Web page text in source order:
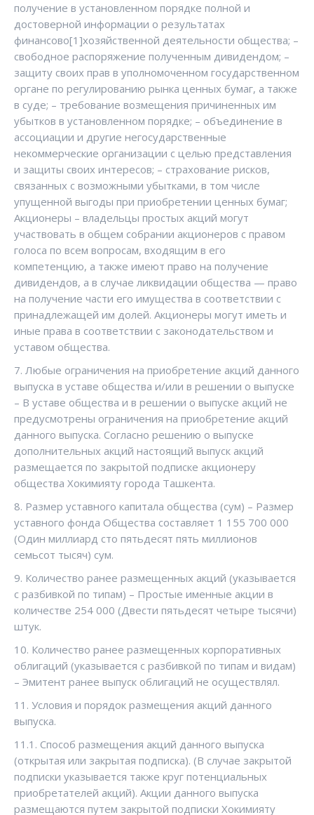
получение в установленном порядке полной и
достоверной информации о результатах
финансово[1]хозяйственной деятельности общества; –
свободное распоряжение полученным дивидендом; –
защиту своих прав в уполномоченном государственном
органе по регулированию рынка ценных бумаг, а также
в суде; – требование возмещения причиненных им
убытков в установленном порядке; – объединение в
ассоциации и другие негосударственные
некоммерческие организации с целью представления
и защиты своих интересов; – страхование рисков,
связанных с возможными убытками, в том числе
упущенной выгоды при приобретении ценных бумаг;
Акционеры – владельцы простых акций могут
участвовать в общем собрании акционеров с правом
голоса по всем вопросам, входящим в его
компетенцию, а также имеют право на получение
дивидендов, а в случае ликвидации общества — право
на получение части его имущества в соответствии с
принадлежащей им долей. Акционеры могут иметь и
иные права в соответствии с законодательством и
уставом общества.
7. Любые ограничения на приобретение акций данного
выпуска в уставе общества и/или в решении о выпуске
– В уставе общества и в решении о выпуске акций не
предусмотрены ограничения на приобретение акций
данного выпуска. Согласно решению о выпуске
дополнительных акций настоящий выпуск акций
размещается по закрытой подписке акционеру
общества Хокимияту города Ташкента.
8. Размер уставного капитала общества (сум) – Размер
уставного фонда Общества составляет 1 155 700 000
(Один миллиард сто пятьдесят пять миллионов
семьсот тысяч) сум.
9. Количество ранее размещенных акций (указывается
с разбивкой по типам) – Простые именные акции в
количестве 254 000 (Двести пятьдесят четыре тысячи)
штук.
10. Количество ранее размещенных корпоративных
облигаций (указывается с разбивкой по типам и видам)
– Эмитент ранее выпуск облигаций не осуществлял.
11. Условия и порядок размещения акций данного
выпуска.
11.1. Способ размещения акций данного выпуска
(открытая или закрытая подписка). (В случае закрытой
подписки указывается также круг потенциальных
приобретателей акций). Акции данного выпуска
размещаются путем закрытой подписки Хокимияту